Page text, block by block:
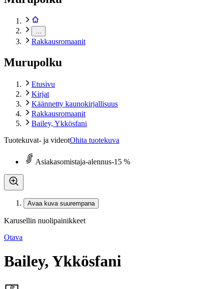
Rakkausromaanit
Murupolku
Etusivu
Kirjat
Käännetty kaunokirjallisuus
Rakkausromaanit
Bailey, Ykkösfani
Tuotekuvat- ja videotOhita tuotekuva
Asiakasomistaja-alennus-15 %
Avaa kuva suurempana
Karusellin nuolipainikkeet
Otava
Bailey, Ykkösfani